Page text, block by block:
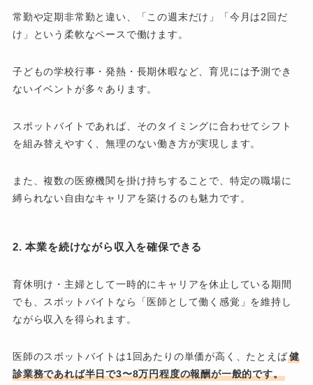
常勤や定期非常勤と違い、「この週末だけ」「今月は2回だ
け」という柔軟なペースで働けます。
子どもの学校行事・発熱・長期休暇など、育児には予測でき
ないイベントが多々あります。
スポットバイトであれば、そのタイミングに合わせてシフト
を組み替えやすく、無理のない働き方が実現します。
また、複数の医療機関を掛け持ちすることで、特定の職場に
縛られない自由なキャリアを築けるのも魅力です。
2. 本業を続けながら収入を確保できる
育休明け・主婦として一時的にキャリアを休止している期間
でも、スポットバイトなら「医師として働く感覚」を維持し
ながら収入を得られます。
医師のスポットバイトは1回あたりの単価が高く、たとえば健
診業務であれば半日で3〜8万円程度の報酬が一般的です。